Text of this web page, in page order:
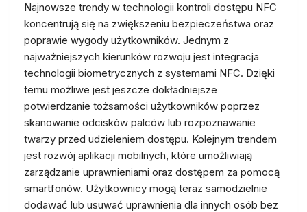
Najnowsze trendy w technologii kontroli dostępu NFC
koncentrują się na zwiększeniu bezpieczeństwa oraz
poprawie wygody użytkowników. Jednym z
najważniejszych kierunków rozwoju jest integracja
technologii biometrycznych z systemami NFC. Dzięki
temu możliwe jest jeszcze dokładniejsze
potwierdzanie tożsamości użytkowników poprzez
skanowanie odcisków palców lub rozpoznawanie
twarzy przed udzieleniem dostępu. Kolejnym trendem
jest rozwój aplikacji mobilnych, które umożliwiają
zarządzanie uprawnieniami oraz dostępem za pomocą
smartfonów. Użytkownicy mogą teraz samodzielnie
dodawać lub usuwać uprawnienia dla innych osób bez